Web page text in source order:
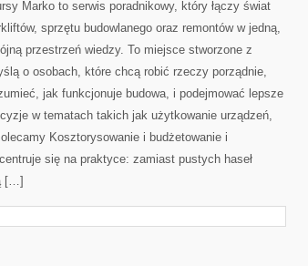
Marko to serwis poradnikowy, który łączy świat
sprzętu budowlanego oraz remontów w jedną,
przestrzeń wiedzy. To miejsce stworzone z
o osobach, które chcą robić rzeczy porządnie,
jak funkcjonuje budowa, i podejmować lepsze
w tematach takich jak użytkowanie urządzeń,
Kosztorysowanie i budżetowanie i
się na praktyce: zamiast pustych haseł
[…]